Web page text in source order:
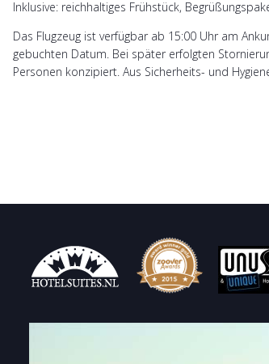
Inklusive: reichhaltiges Frühstück,
Das Flugzeug ist verfügbar ab 15:00 Uhr am
gebuchten Datum. Bei später erfolgten
Personen konzipiert. Aus Sicherheits- und